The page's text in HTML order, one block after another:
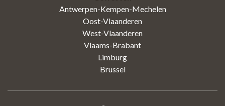
Antwerpen-Kempen-Mechelen
Oost-Vlaanderen
West-Vlaanderen
Vlaams-Brabant
Limburg
Brussel